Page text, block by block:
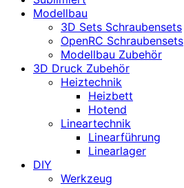
Modellbau
3D Sets Schraubensets
OpenRC Schraubensets
Modellbau Zubehör
3D Druck Zubehör
Heiztechnik
Heizbett
Hotend
Lineartechnik
Linearführung
Linearlager
DIY
Werkzeug